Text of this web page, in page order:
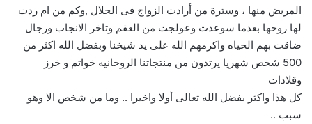
المريض منها ، وسترة من أرادت الزواج فى الحلال ,وكم من ام ردت
لها روحها بعدما سوعدت وعولجت من العقم وتاخر الانجاب ورجال
ضاقت بهم الحياه واكرمهم الله على يد شيخنا وبفضل الله اكثر من
500 شخص شهريا يرتدون من منتجاتنا الروحانيه خواتم و خرز
وقلادات
كل هذا واكثر بفضل الله تعالى أولا واخيرا .. وما من شخص الا وهو
سبب ..